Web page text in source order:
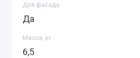
Для фасада
Да
Масса, кг
6,5